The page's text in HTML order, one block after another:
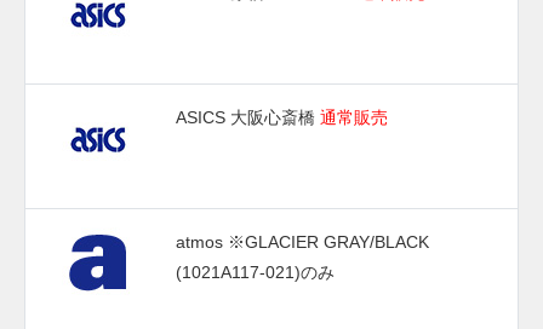
ASICS 大阪心斎橋 通常販売
atmos ※GLACIER GRAY/BLACK
(1021A117-021)のみ